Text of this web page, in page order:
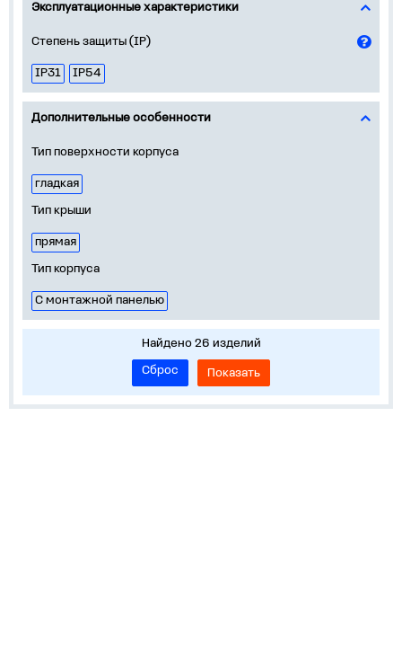
Эксплуатационные характеристики
Степень защиты (IP)
IP31 IP54
Дополнительные особенности
Тип поверхности корпуса
гладкая
Тип крыши
прямая
Тип корпуса
С монтажной панелью
Найдено 26 изделий
Сброс
Показать